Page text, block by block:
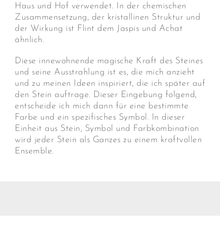
Haus und Hof verwendet. In der chemischen
Zusammensetzung, der kristallinen Struktur und
der Wirkung ist Flint dem Jaspis und Achat
ähnlich.
Diese innewohnende magische Kraft des Steines
und seine Ausstrahlung ist es, die mich anzieht
und zu meinen Ideen inspiriert, die ich später auf
den Stein auftrage. Dieser Eingebung folgend,
entscheide ich mich dann für eine bestimmte
Farbe und ein spezifisches Symbol. In dieser
Einheit aus Stein, Symbol und Farbkombination
wird jeder Stein als Ganzes zu einem kraftvollen
Ensemble.